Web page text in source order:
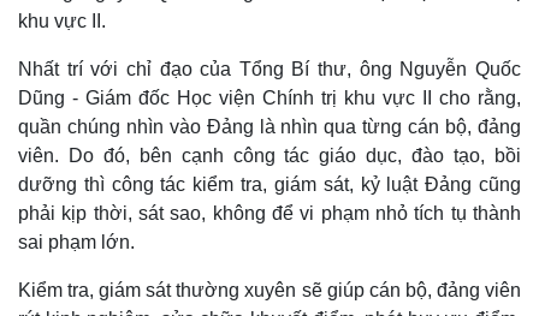
Nhất trí với chỉ đạo của Tổng Bí thư, ông Nguyễn Quốc
Dũng - Giám đốc Học viện Chính trị khu vực II cho rằng,
quần chúng nhìn vào Đảng là nhìn qua từng cán bộ, đảng
viên. Do đó, bên cạnh công tác giáo dục, đào tạo, bồi
dưỡng thì công tác kiểm tra, giám sát, kỷ luật Đảng cũng
phải kịp thời, sát sao, không để vi phạm nhỏ tích tụ thành
sai phạm lớn.
Kiểm tra, giám sát thường xuyên sẽ giúp cán bộ, đảng viên